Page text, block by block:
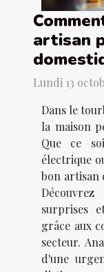
artisan
Lundi 13
Dans le
la maison
Que ce
électrique
bon artisan
surprises
grâce aux
secteur.
d'une